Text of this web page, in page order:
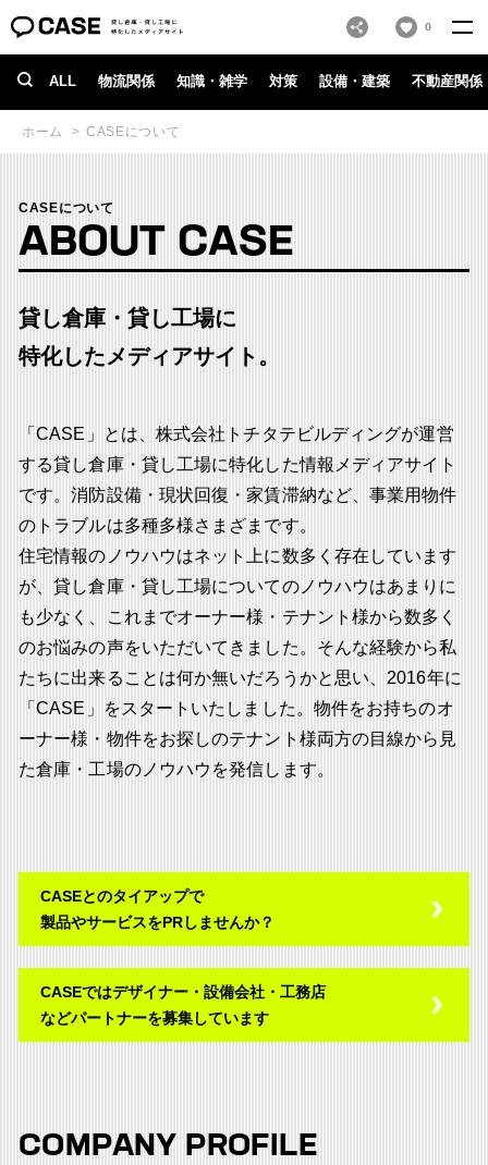
0
ALL 物流関係 知識・雑学 対策 設備・建築 不動産関係
ホーム CASEについて
CASEについて
ABOUT CASE
貸し倉庫・貸し工場に
特化したメディアサイト。
「CASE」とは、株式会社トチタテビルディングが運営
する貸し倉庫・貸し工場に特化した情報メディアサイト
です。消防設備・現状回復・家賃滞納など、事業用物件
のトラブルは多種多様さまざまです。
住宅情報のノウハウはネット上に数多く存在しています
が、貸し倉庫・貸し工場についてのノウハウはあまりに
も少なく、これまでオーナー様・テナント様から数多く
のお悩みの声をいただいてきました。そんな経験から私
たちに出来ることは何か無いだろうかと思い、2016年に
「CASE」をスタートいたしました。物件をお持ちのオ
ーナー様・物件をお探しのテナント様両方の目線から見
た倉庫・工場のノウハウを発信します。
CASEとのタイアップで
製品やサービスをPRしませんか？
CASEではデザイナー・設備会社・工務店
などパートナーを募集しています
COMPANY PROFILE